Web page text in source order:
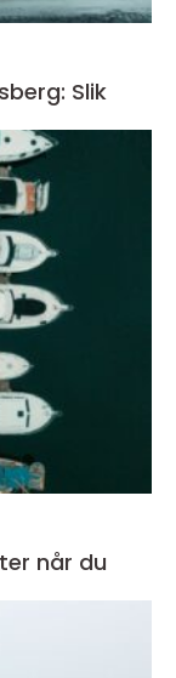
Slik
når du